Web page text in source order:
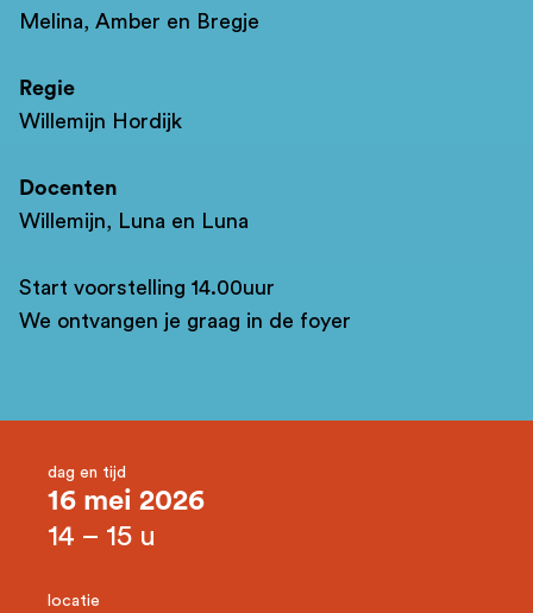
Melina, Amber en Bregje
Regie
Willemijn Hordijk
Docenten
Willemijn, Luna en Luna
Start voorstelling 14.00uur
We ontvangen je graag in de foyer
dag en tijd
16 mei 2026
14 – 15 u
locatie